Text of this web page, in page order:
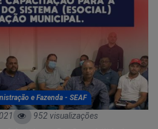
e Fazenda - SEAF
952 visualizações